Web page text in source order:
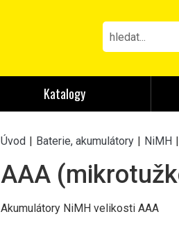
Katalogy
Úvod | Baterie, akumulátory | NiMH |
AAA
Akumulátory NiMH velikosti AAA